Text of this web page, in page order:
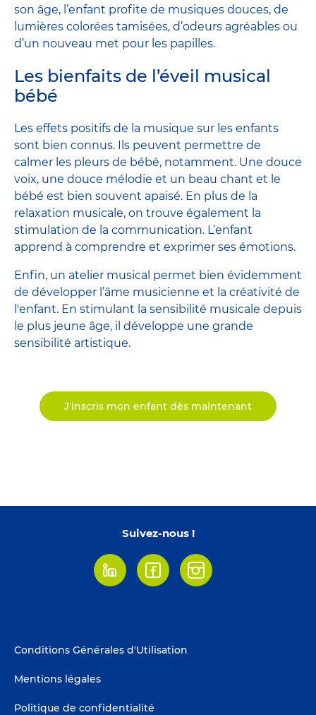
son âge, l’enfant profite de musiques douces, de
lumières colorées tamisées, d’odeurs agréables ou
d’un nouveau met pour les papilles.
Les bienfaits de l’éveil musical
bébé
Les effets positifs de la musique sur les enfants
sont bien connus. Ils peuvent permettre de
calmer les pleurs de bébé, notamment. Une douce
voix, une douce mélodie et un beau chant et le
bébé est bien souvent apaisé. En plus de la
relaxation musicale, on trouve également la
stimulation de la communication. L’enfant
apprend à comprendre et exprimer ses émotions.
Enfin, un atelier musical permet bien évidemment
de développer l’âme musicienne et la créativité de
l'enfant. En stimulant la sensibilité musicale depuis
le plus jeune âge, il développe une grande
sensibilité artistique.
J'inscris mon enfant dès maintenant
Suivez-nous !
LinkedinFacebookInstagram
Footer
Conditions Générales d'Utilisation
Mentions légales
Politique de confidentialité